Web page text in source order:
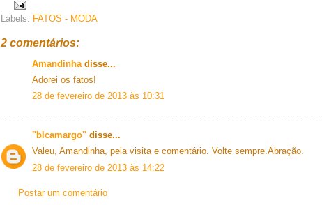
Labels: FATOS - MODA
2 comentários:
Amandinha disse...
Adorei os fatos!
28 de fevereiro de 2013 às 10:31
"blcamargo" disse...
Valeu, Amandinha, pela visita e comentário. Volte sempre.Abração.
28 de fevereiro de 2013 às 14:22
Postar um comentário